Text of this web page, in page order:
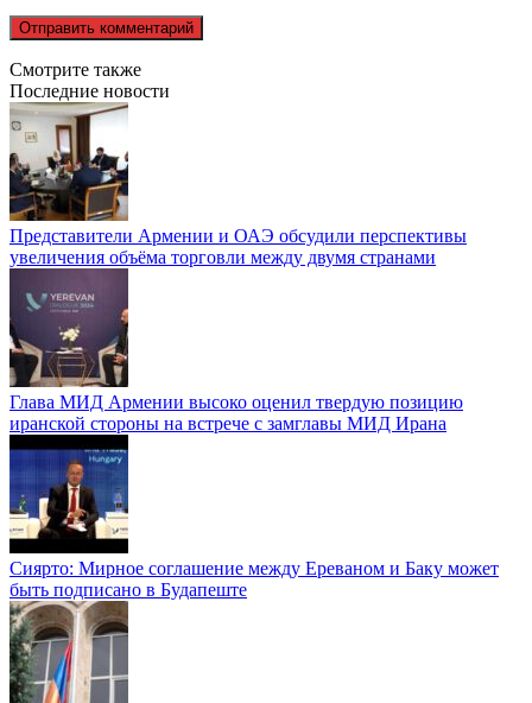
Смотрите также
Последние новости
Представители Армении и ОАЭ обсудили перспективы
увеличения объёма торговли между двумя странами
Глава МИД Армении высоко оценил твердую позицию
иранской стороны на встрече с замглавы МИД Ирана
Сиярто: Мирное соглашение между Ереваном и Баку может
быть подписано в Будапеште